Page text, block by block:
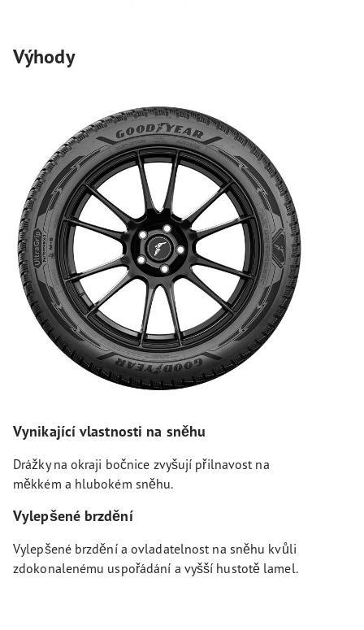
Výhody
Vynikající vlastnosti na sněhu
Drážky na okraji bočnice zvyšují přilnavost na
měkkém a hlubokém sněhu.
Vylepšené brzdění
Vylepšené brzdění a ovladatelnost na sněhu kvůli
zdokonalenému uspořádání a vyšší hustotě lamel.